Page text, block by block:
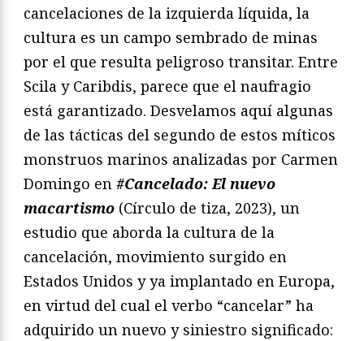
cancelaciones de la izquierda líquida, la
cultura es un campo sembrado de minas
por el que resulta peligroso transitar. Entre
Scila y Caribdis, parece que el naufragio
está garantizado. Desvelamos aquí algunas
de las tácticas del segundo de estos míticos
monstruos marinos analizadas por Carmen
Domingo en #Cancelado: El nuevo
macartismo (Círculo de tiza, 2023), un
estudio que aborda la cultura de la
cancelación, movimiento surgido en
Estados Unidos y ya implantado en Europa,
en virtud del cual el verbo “cancelar” ha
adquirido un nuevo y siniestro significado: